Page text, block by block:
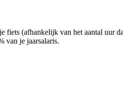
fiets (afhankelijk van het aantal uur
van je jaarsalaris.